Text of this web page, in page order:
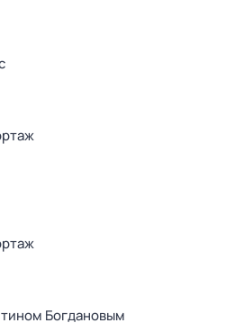
Богдановым